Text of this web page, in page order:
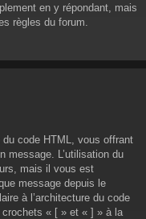
en y répondant, mais
règles du forum.
code HTML, vous offrant
message. L’utilisation du
mais il vous est
message depuis le
à l’architecture du code
« [ » et « ] » à la